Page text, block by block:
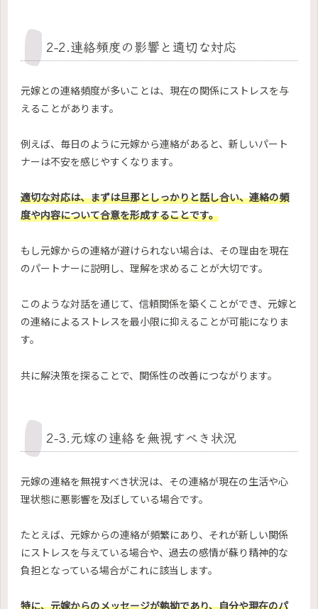
2-2.連絡頻度の影響と適切な対応
元嫁との連絡頻度が多いことは、現在の関係にストレスを与
えることがあります。
例えば、毎日のように元嫁から連絡があると、新しいパート
ナーは不安を感じやすくなります。
適切な対応は、まずは旦那としっかりと話し合い、連絡の頻
度や内容について合意を形成することです。
もし元嫁からの連絡が避けられない場合は、その理由を現在
のパートナーに説明し、理解を求めることが大切です。
このような対話を通じて、信頼関係を築くことができ、元嫁と
の連絡によるストレスを最小限に抑えることが可能になりま
す。
共に解決策を探ることで、関係性の改善につながります。
2-3.元嫁の連絡を無視すべき状況
元嫁の連絡を無視すべき状況は、その連絡が現在の生活や心
理状態に悪影響を及ぼしている場合です。
たとえば、元嫁からの連絡が頻繁にあり、それが新しい関係
にストレスを与えている場合や、過去の感情が蘇り精神的な
負担となっている場合がこれに該当します。
特に、元嫁からのメッセージが執拗であり、自分や現在のパ